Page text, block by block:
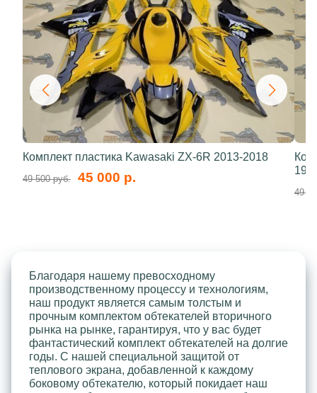
Комплект пластика Kawasaki ZX-6R 2013-2018
49 500 руб. 45 000 р.
49
Благодаря нашему превосходному
производственному процессу и технологиям,
наш продукт является самым толстым и
прочным комплектом обтекателей вторичного
рынка на рынке, гарантируя, что у вас будет
фантастический комплект обтекателей на долгие
годы. С нашей специальной защитой от
теплового экрана, добавленной к каждому
боковому обтекателю, который покидает наш